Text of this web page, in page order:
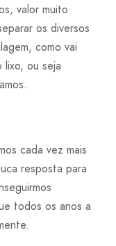
valor muito
os diversos
como vai
ou seja
cada vez mais
resposta para
todos os anos a